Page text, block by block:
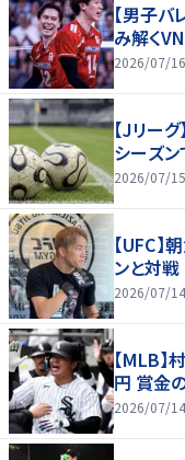
【男子
み解く
2026/07/
【Jリー
シーズ
2026/07/
【UFC
ンと対戦
2026/07/
【MLB
円 賞金
2026/07/